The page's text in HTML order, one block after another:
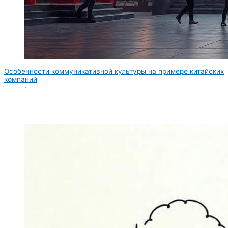
Особенности коммуникативной культуры на примере китайских
компаний